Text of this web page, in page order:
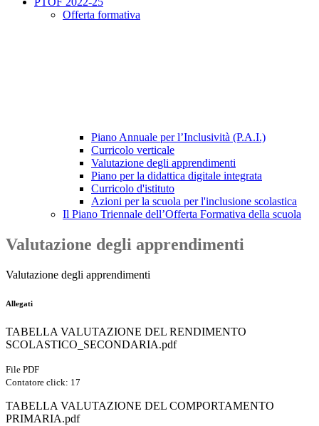
Offerta formativa
Piano Annuale per l’Inclusività (P.A.I.)
Curricolo verticale
Valutazione degli apprendimenti
Piano per la didattica digitale integrata
Curricolo d'istituto
Azioni per la scuola per l'inclusione scolastica
Il Piano Triennale dell’Offerta Formativa della scuola
Valutazione degli apprendimenti
Valutazione degli apprendimenti
Allegati
TABELLA VALUTAZIONE DEL RENDIMENTO
SCOLASTICO_SECONDARIA.pdf
File PDF
Contatore click: 17
TABELLA VALUTAZIONE DEL COMPORTAMENTO
PRIMARIA.pdf